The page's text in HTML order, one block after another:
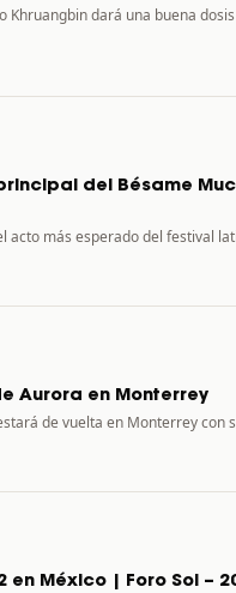
Khruangbin dará una buena
del Bésame
acto más esperado del festival
Aurora en Monterrey
de vuelta en Monterrey con
en México | Foro Sol –